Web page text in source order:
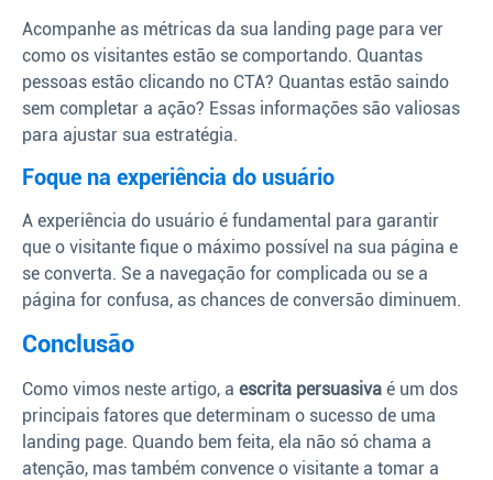
Acompanhe as métricas da sua landing page para ver
como os visitantes estão se comportando. Quantas
pessoas estão clicando no CTA? Quantas estão saindo
sem completar a ação? Essas informações são valiosas
para ajustar sua estratégia.
Foque na experiência do usuário
A experiência do usuário é fundamental para garantir
que o visitante fique o máximo possível na sua página e
se converta. Se a navegação for complicada ou se a
página for confusa, as chances de conversão diminuem.
Conclusão
Como vimos neste artigo, a escrita persuasiva é um dos
principais fatores que determinam o sucesso de uma
landing page. Quando bem feita, ela não só chama a
atenção, mas também convence o visitante a tomar a